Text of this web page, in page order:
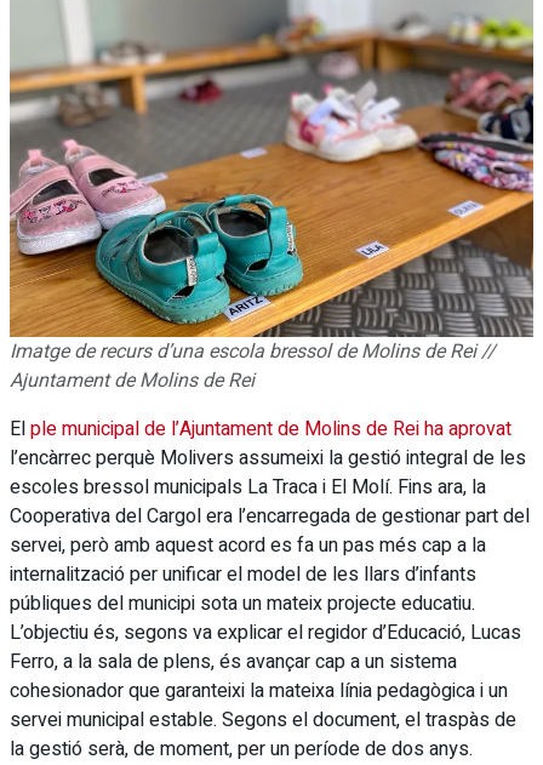
Veure tots els resultats
Imatge de recurs d’una escola bressol de Molins de Rei //
Ajuntament de Molins de Rei
Elple municipal de l’Ajuntament de Molins de Rei ha aprovat
l’encàrrec perquè Molivers assumeixi la gestió integral de les
escoles bressol municipals La Traca i El Molí. Fins ara, la
Cooperativa del Cargol era l’encarregada de gestionar part del
servei, però amb aquest acord es fa un pas més cap a la
internalització per unificar el model de les llars d’infants
públiques del municipi sota un mateix projecte educatiu.
L’objectiu és, segons va explicar el regidor d’Educació, Lucas
Ferro, a la sala de plens, és avançar cap a un sistema
cohesionador que garanteixi la mateixa línia pedagògica i un
servei municipal estable. Segons el document, el traspàs de
la gestió serà, de moment, per un període de dos anys.